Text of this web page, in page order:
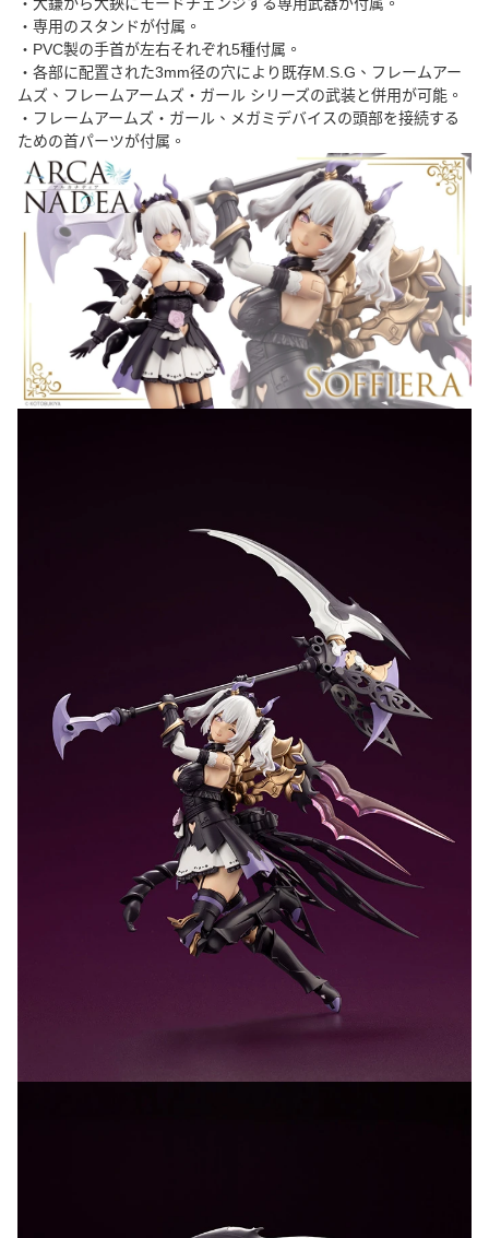
・専用のスタンドが付属。
・PVC製の手首が左右それぞれ5種付属。
・各部に配置された3mm径の穴により既存M.S.G、フレームアー
ムズ、フレームアームズ・ガール シリーズの武装と併用が可能。
・フレームアームズ・ガール、メガミデバイスの頭部を接続する
ための首パーツが付属。